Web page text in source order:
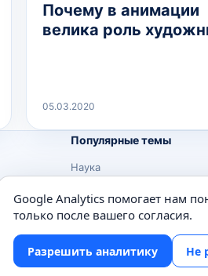
Почему в анимации
велика роль
05.03.2020
Популярные темы
Наука
Животные
Техника
Google Analytics помогает нам
только после вашего согласия.
Разрешить аналитику Не